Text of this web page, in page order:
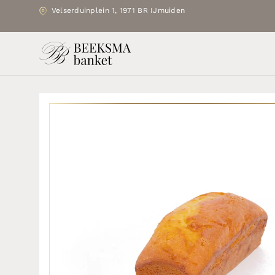
Velserduinplein 1, 1971 BR IJmuiden